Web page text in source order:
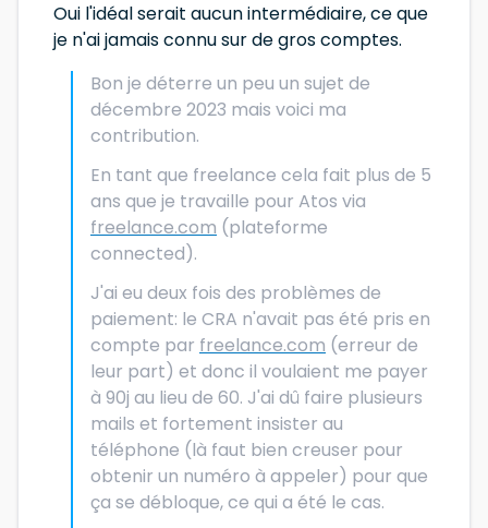
Oui l'idéal serait aucun intermédiaire, ce que
je n'ai jamais connu sur de gros comptes.
Bon je déterre un peu un sujet de
décembre 2023 mais voici ma
contribution.
En tant que freelance cela fait plus de 5
ans que je travaille pour Atos via
freelance.com (plateforme
connected).
J'ai eu deux fois des problèmes de
paiement: le CRA n'avait pas été pris en
compte par freelance.com (erreur de
leur part) et donc il voulaient me payer
à 90j au lieu de 60. J'ai dû faire plusieurs
mails et fortement insister au
téléphone (là faut bien creuser pour
obtenir un numéro à appeler) pour que
ça se débloque, ce qui a été le cas.